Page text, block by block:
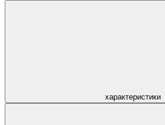
характеристики